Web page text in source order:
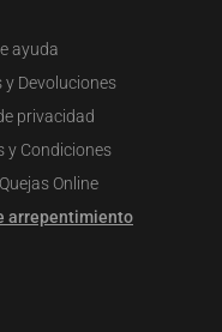
ayuda
y Devoluciones
privacidad
y Condiciones
Online
arrepentimiento